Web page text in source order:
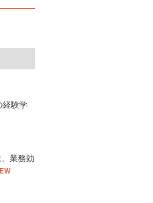
験学
業務効